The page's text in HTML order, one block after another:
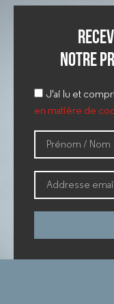
notre
J'ai lu et
en matière de